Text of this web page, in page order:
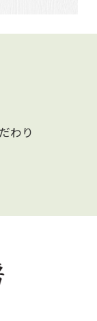
わり